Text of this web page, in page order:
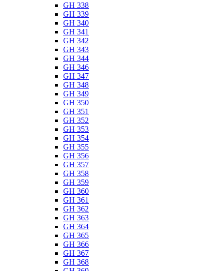
GH 338
GH 339
GH 340
GH 341
GH 342
GH 343
GH 344
GH 346
GH 347
GH 348
GH 349
GH 350
GH 351
GH 352
GH 353
GH 354
GH 355
GH 356
GH 357
GH 358
GH 359
GH 360
GH 361
GH 362
GH 363
GH 364
GH 365
GH 366
GH 367
GH 368